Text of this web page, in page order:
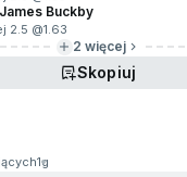
Buckby
2.5 @1.63
2 więcej
Skopiuj
1g